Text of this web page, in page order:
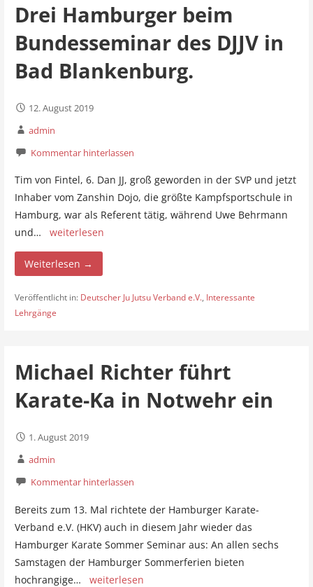
Drei Hamburger beim
Bundesseminar des DJJV in
Bad Blankenburg.
12. August 2019
admin
Kommentar hinterlassen
Tim von Fintel, 6. Dan JJ, groß geworden in der SVP und jetzt
Inhaber vom Zanshin Dojo, die größte Kampfsportschule in
Hamburg, war als Referent tätig, während Uwe Behrmann
und… weiterlesen
Weiterlesen →
Veröffentlicht in: Deutscher Ju Jutsu Verband e.V., Interessante
Lehrgänge
Michael Richter führt
Karate-Ka in Notwehr ein
1. August 2019
admin
Kommentar hinterlassen
Bereits zum 13. Mal richtete der Hamburger Karate-
Verband e.V. (HKV) auch in diesem Jahr wieder das
Hamburger Karate Sommer Seminar aus: An allen sechs
Samstagen der Hamburger Sommerferien bieten
hochrangige… weiterlesen